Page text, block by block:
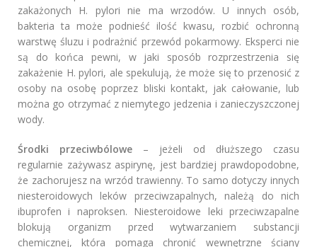
zakażonych H. pylori nie ma wrzodów. U innych osób,
bakteria ta może podnieść ilość kwasu, rozbić ochronną
warstwę śluzu i podrażnić przewód pokarmowy. Eksperci nie
są do końca pewni, w jaki sposób rozprzestrzenia się
zakażenie H. pylori, ale spekulują, że może się to przenosić z
osoby na osobę poprzez bliski kontakt, jak całowanie, lub
można go otrzymać z niemytego jedzenia i zanieczyszczonej
wody.
Środki przeciwbólowe – jeżeli od dłuższego czasu
regularnie zażywasz aspirynę, jest bardziej prawdopodobne,
że zachorujesz na wrzód trawienny. To samo dotyczy innych
niesteroidowych leków przeciwzapalnych, należą do nich
ibuprofen i naproksen. Niesteroidowe leki przeciwzapalne
blokują organizm przed wytwarzaniem substancji
chemicznej, która pomaga chronić wewnętrzne ściany